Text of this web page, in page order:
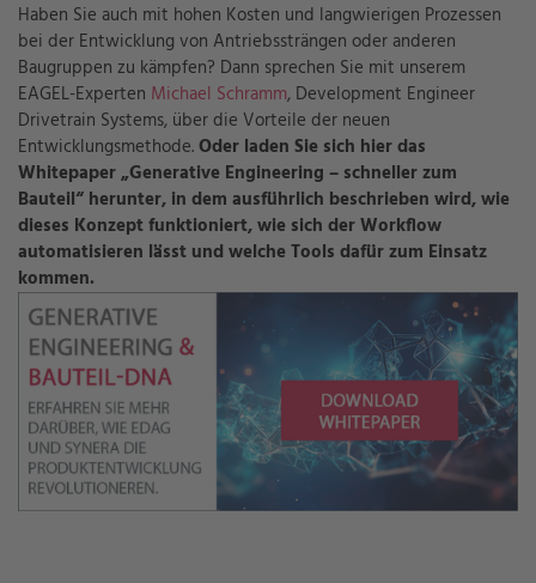
Haben Sie auch mit hohen Kosten und langwierigen Prozessen
bei der Entwicklung von Antriebssträngen oder anderen
Baugruppen zu kämpfen? Dann sprechen Sie mit unserem
EAGEL-Experten Michael Schramm, Development Engineer
Drivetrain Systems, über die Vorteile der neuen
Entwicklungsmethode.Oder laden Sie sich hierdas
Whitepaper „Generative Engineering – schneller zum
Bauteil“ herunter, in dem ausführlich beschrieben wird, wie
dieses Konzept funktioniert, wie sich der Workflow
automatisieren lässt und welche Tools dafür zum Einsatz
kommen.